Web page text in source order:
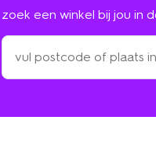
zoek een winkel bij jou in
zoek
een
winkel
in